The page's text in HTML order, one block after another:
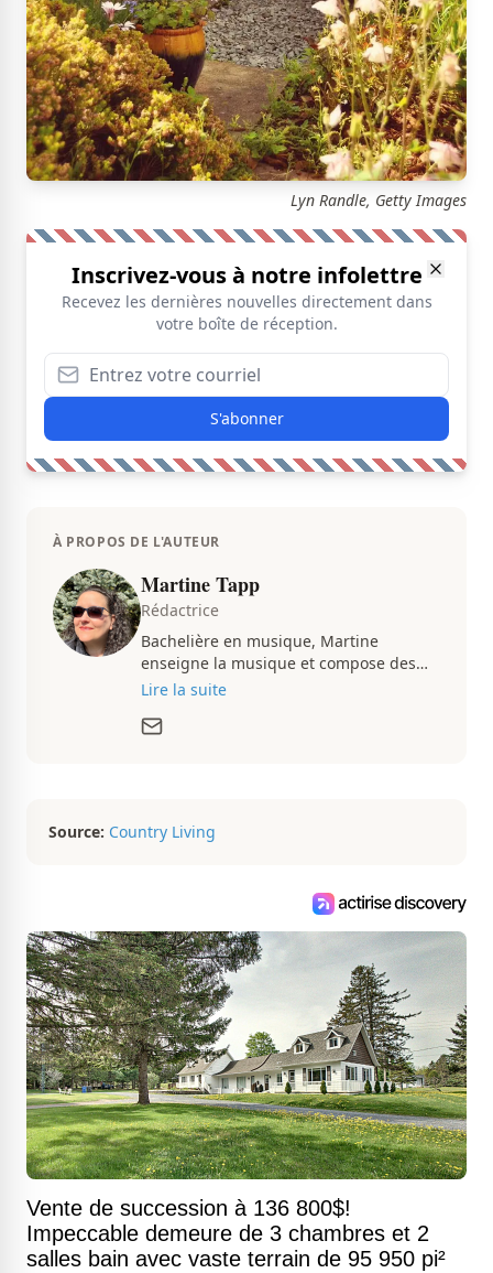
Lyn Randle, Getty Images
Inscrivez-vous à notre infolettre
Recevez les dernières nouvelles directement dans
votre boîte de réception.
S'abonner
À PROPOS DE L'AUTEUR
Martine Tapp
Rédactrice
Bachelière en musique, Martine
enseigne la musique et compose des
pièces musicales pendant ses temps
d’aménagement intérieur, elle suit de
Lire la suite
Source: Country Living
Vente de succession à 136 800$!
Impeccable demeure de 3 chambres et 2
salles bain avec vaste terrain de 95 950 pi²